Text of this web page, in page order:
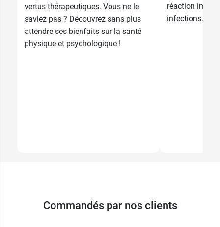
vertus thérapeutiques. Vous ne le
saviez pas ? Découvrez sans plus
attendre ses bienfaits sur la santé
physique et psychologique !
réaction
infections.
Commandés par nos clients